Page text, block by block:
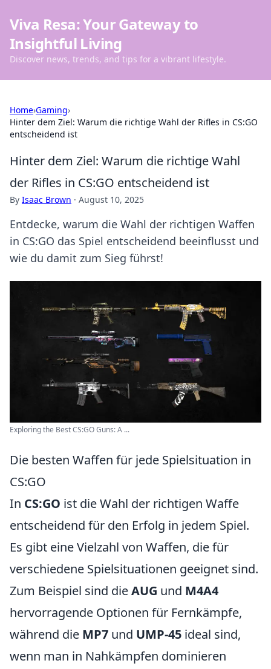
Viva Resa: Your Gateway to
Insightful Living
Discover news, trends, and tips for a vibrant lifestyle.
Home›Gaming›
Hinter dem Ziel: Warum die richtige Wahl der Rifles in CS:GO
entscheidend ist
Hinter dem Ziel: Warum die richtige Wahl
der Rifles in CS:GO entscheidend ist
By Isaac Brown · August 10, 2025
Entdecke, warum die Wahl der richtigen Waffen
in CS:GO das Spiel entscheidend beeinflusst und
wie du damit zum Sieg führst!
Exploring the Best CS:GO Guns: A ...
Die besten Waffen für jede Spielsituation in
CS:GO
In CS:GO ist die Wahl der richtigen Waffe
entscheidend für den Erfolg in jedem Spiel.
Es gibt eine Vielzahl von Waffen, die für
verschiedene Spielsituationen geeignet sind.
Zum Beispiel sind dieAUG und M4A4
hervorragende Optionen für Fernkämpfe,
während die MP7 und UMP-45 ideal sind,
wenn man in Nahkämpfen dominieren